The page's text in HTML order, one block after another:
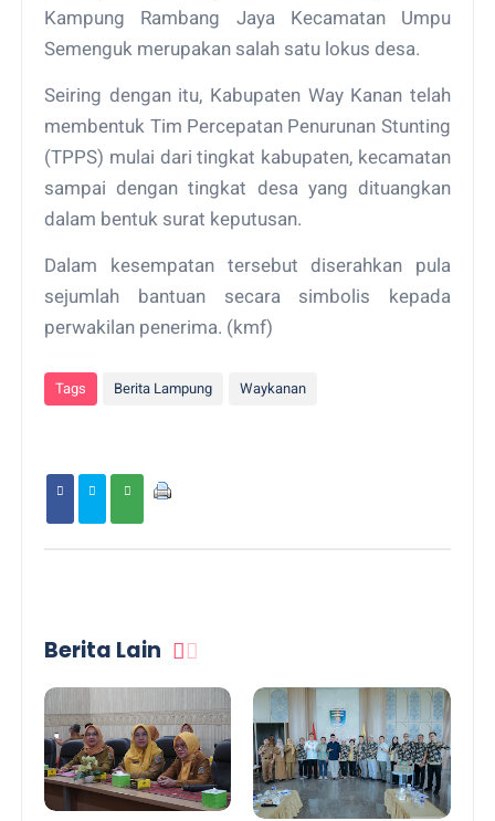
Kampung Rambang Jaya Kecamatan Umpu
Semenguk merupakan salah satu lokus desa.
Seiring dengan itu, Kabupaten Way Kanan telah
membentuk Tim Percepatan Penurunan Stunting
(TPPS) mulai dari tingkat kabupaten, kecamatan
sampai dengan tingkat desa yang dituangkan
dalam bentuk surat keputusan.
Dalam kesempatan tersebut diserahkan pula
sejumlah bantuan secara simbolis kepada
perwakilan penerima. (kmf)
Tags Berita Lampung Waykanan
Berita Lain